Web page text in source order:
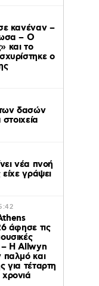
κανέναν –
– Ο
και το
ο
των δασών
νέα πνοή
γράψει
άφησε τις
– Η Allwyn
παλμό και
για τέταρτη